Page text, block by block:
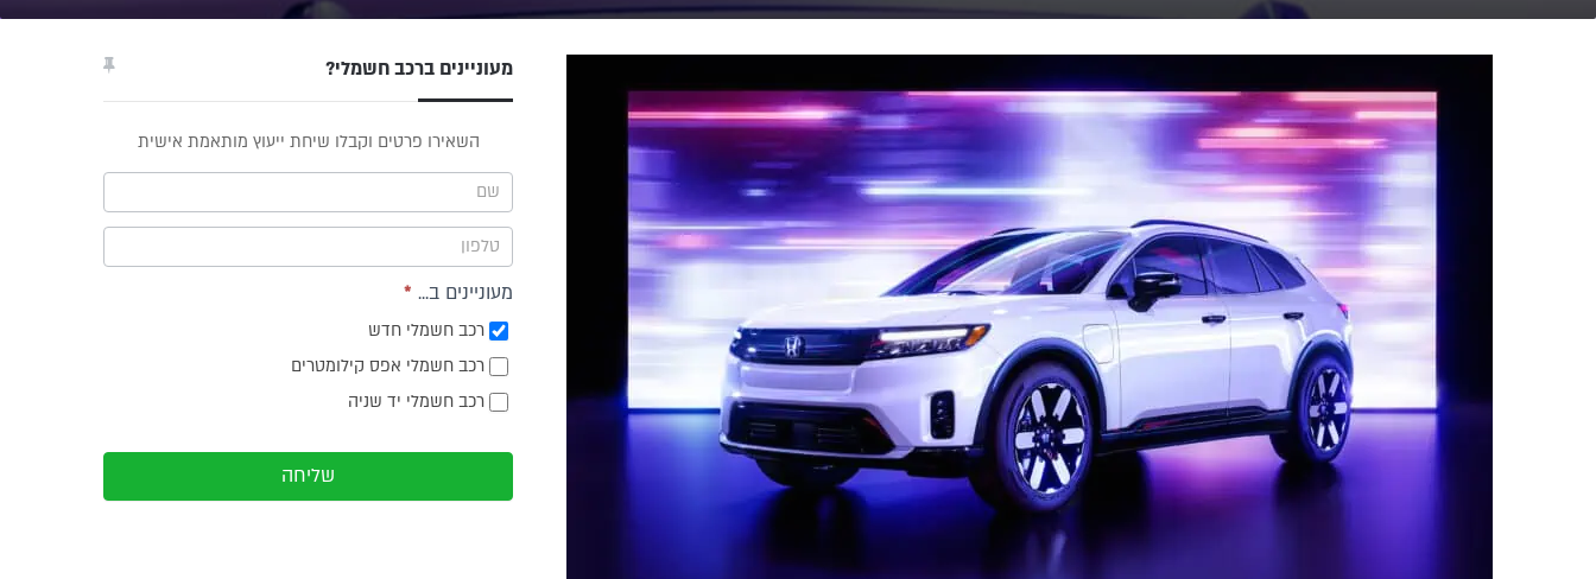
מעוניינים ברכב חשמלי?
השאירו פרטים וקבלו שיחת ייעוץ מותאמת אישית
מעוניינים ב... *
רכב חשמלי חדש
רכב חשמלי אפס קילומטרים
רכב חשמלי יד שניה
שליחה